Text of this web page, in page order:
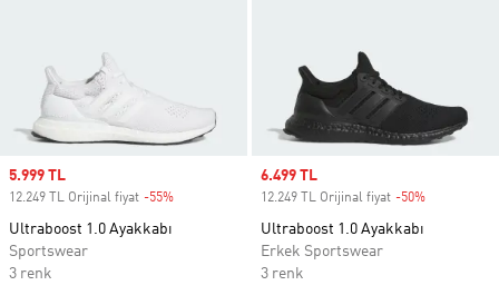
Sale price
5.999 TL
12.249 TL Orijinal fiyat -55%
Ultraboost 1.0 Ayakkabı
Sportswear
3 renk
Sale price
6.499 TL
12.249 TL Orijinal fiyat -50%
Ultraboost 1.0 Ayakkabı
Erkek Sportswear
3 renk